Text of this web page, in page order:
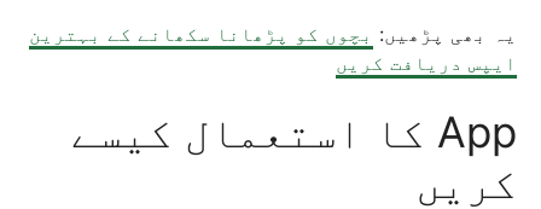
یہ بھی پڑھیں: بچوں کو پڑھانا سکھانے کے بہترین
ایپس دریافت کریں
App کا استعمال کیسے
کریں